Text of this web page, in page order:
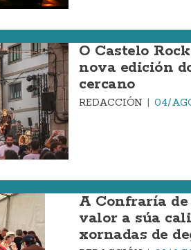
O Castelo
nova edición
cercano
REDACCIÓN 04/
A Confraría
valor a súa
xornadas de